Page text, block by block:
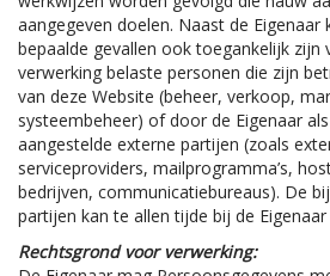
aangegeven doelen. Naast de Eigenaar
bepaalde gevallen ook toegankelijk zijn
verwerking belaste personen die zijn
van deze Website (beheer, verkoop,
systeembeheer) of door de Eigenaar
aangestelde externe partijen (zoals
serviceproviders, mailprogramma’s,
bedrijven, communicatiebureaus). De
partijen kan te allen tijde bij de
Rechtsgrond voor verwerking: